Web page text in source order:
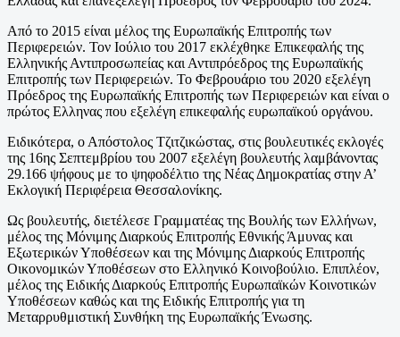
Από το 2015 είναι μέλος της Ευρωπαϊκής Επιτροπής των
Περιφερειών. Τον Ιούλιο του 2017 εκλέχθηκε Επικεφαλής της
Ελληνικής Αντιπροσωπείας και Αντιπρόεδρος της Ευρωπαϊκής
Επιτροπής των Περιφερειών. Το Φεβρουάριο του 2020 εξελέγη
Πρόεδρος της Ευρωπαϊκής Επιτροπής των Περιφερειών και είναι ο
πρώτος Ελληνας που εξελέγη επικεφαλής ευρωπαϊκού οργάνου.
Ειδικότερα, ο Απόστολος Τζιτζικώστας, στις βουλευτικές εκλογές
της 16ης Σεπτεμβρίου του 2007 εξελέγη βουλευτής λαμβάνοντας
29.166 ψήφους με το ψηφοδέλτιο της Νέας Δημοκρατίας στην Α’
Εκλογική Περιφέρεια Θεσσαλονίκης.
Ως βουλευτής, διετέλεσε Γραμματέας της Βουλής των Ελλήνων,
μέλος της Μόνιμης Διαρκούς Επιτροπής Εθνικής Άμυνας και
Εξωτερικών Υποθέσεων και της Μόνιμης Διαρκούς Επιτροπής
Οικονομικών Υποθέσεων στο Ελληνικό Κοινοβούλιο. Επιπλέον,
μέλος της Ειδικής Διαρκούς Επιτροπής Ευρωπαϊκών Κοινοτικών
Υποθέσεων καθώς και της Ειδικής Επιτροπής για τη
Μεταρρυθμιστική Συνθήκη της Ευρωπαϊκής Ένωσης.